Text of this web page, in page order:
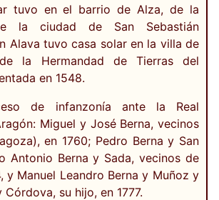
tuvo en el barrio de Alza, de la
la ciudad de San Sebastián
Alava tuvo casa solar en la villa de
de la Hermandad de Tierras del
en 1548.
de infanzonía ante la Real
Miguel y José Berna, vecinos
en 1760; Pedro Berna y San
Antonio Berna y Sada, vecinos de
y Manuel Leandro Berna y Muñoz y
Córdova, su hijo, en 1777.